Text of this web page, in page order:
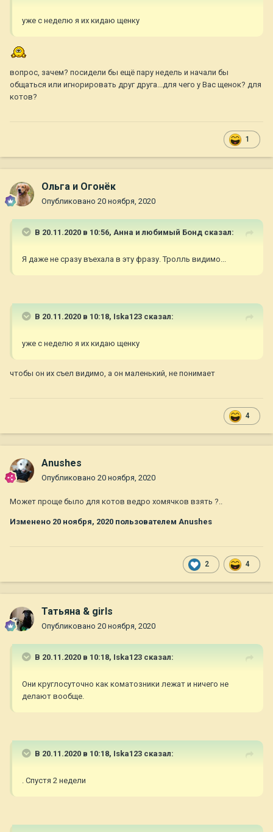
уже с неделю я их кидаю щенку
вопрос, зачем? посидели бы ещё пару недель и начали бы
общаться или игнорировать друг друга...для чего у Вас щенок? для
котов?
1
Ольга и Огонёк
Опубликовано 20 ноября, 2020
В 20.11.2020 в 10:56, Анна и любимый Бонд сказал:
Я даже не сразу въехала в эту фразу. Тролль видимо...
В 20.11.2020 в 10:18, Iska123 сказал:
уже с неделю я их кидаю щенку
чтобы он их съел видимо, а он маленький, не понимает
4
Anushes
Опубликовано 20 ноября, 2020
Может проще было для котов ведро хомячков взять ?..
Изменено 20 ноября, 2020 пользователем Anushes
2 4
Татьяна & girls
Опубликовано 20 ноября, 2020
В 20.11.2020 в 10:18, Iska123 сказал:
Они круглосуточно как коматозники лежат и ничего не
делают вообще.
В 20.11.2020 в 10:18, Iska123 сказал:
. Спустя 2 недели